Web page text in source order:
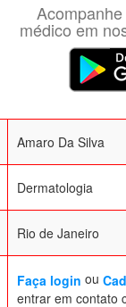
médico em
Amaro Da Silva
Dermatologia
Rio de Janeiro
Faça login ou
entrar em contato